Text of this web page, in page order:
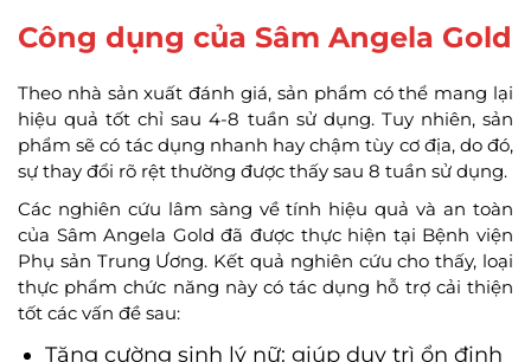
Công dụng của Sâm Angela Gold
Theo nhà sản xuất đánh giá, sản phẩm có thể mang lại
hiệu quả tốt chỉ sau 4-8 tuần sử dụng. Tuy nhiên, sản
phẩm sẽ có tác dụng nhanh hay chậm tùy cơ địa, do đó,
sự thay đổi rõ rệt thường được thấy sau 8 tuần sử dụng.
Các nghiên cứu lâm sàng về tính hiệu quả và an toàn
của Sâm Angela Gold đã được thực hiện tại Bệnh viện
Phụ sản Trung Ương. Kết quả nghiên cứu cho thấy, loại
thực phẩm chức năng này có tác dụng hỗ trợ cải thiện
tốt các vấn đề sau:
Tăng cường sinh lý nữ: giúp duy trì ổn định